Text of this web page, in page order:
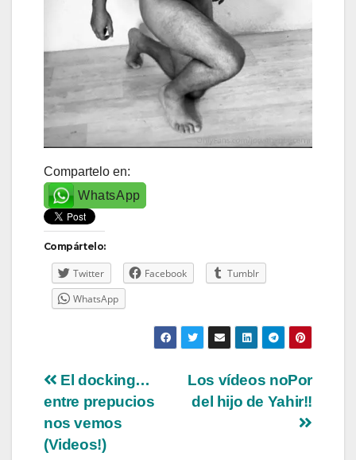
Compartelo en:
WhatsApp
Compártelo:
Twitter Facebook
Tumblr
WhatsApp
Navegación
de
entradas
Los vídeos noPor
del hijo de Yahir!!
El docking…
entre prepucios
nos vemos
(Videos!)